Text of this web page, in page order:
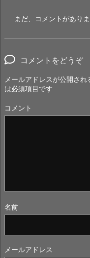
まだ、コメントがあり
コメントをどうぞ
メールアドレスが公開され
は必須項目です
コメント
名前
メールアドレス